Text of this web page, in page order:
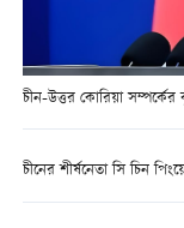
চীন-উত্তর কোরিয়া সম্পর্কের
চীনের শীর্ষনেতা সি চিন